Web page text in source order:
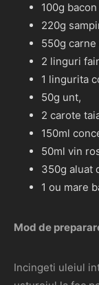
100g
220g
550g
2 linguri
1 lingurita
50g unt,
2 carote
150ml
50ml vin
350g aluat
1 ou mare
Mod de
Incingeti uleiul